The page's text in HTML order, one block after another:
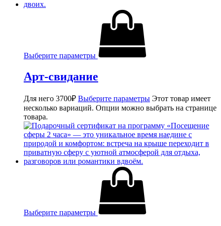
Выберите параметры
Арт-свидание
Для него 3700₽ Выберите параметры Этот товар имеет
несколько вариаций. Опции можно выбрать на странице
товара.
Выберите параметры